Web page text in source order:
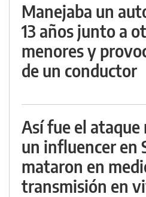
Manejaba un
13 años junto a
menores y
de un conductor
Así fue el
un influencer en
mataron en
transmisión en